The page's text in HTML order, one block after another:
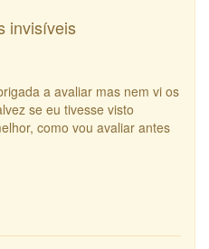
invisíveis
a avaliar mas nem vi os
se eu tivesse visto
como vou avaliar antes